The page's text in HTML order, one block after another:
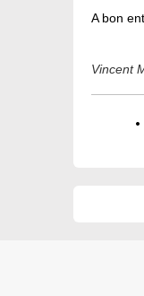
A bon
Vincent